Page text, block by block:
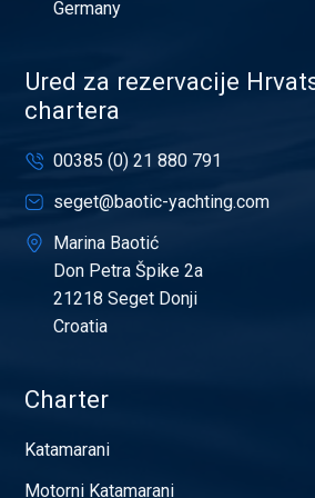
Germany
Ured za rezervacije
chartera
00385 (0) 21 880 791
seget@baotic-yachting.com
Marina Baotić
Don Petra Špike 2a
21218 Seget Donji
Croatia
Charter
Katamarani
Motorni Katamarani